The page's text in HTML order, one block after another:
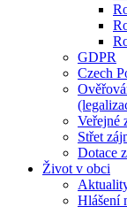
GDPR
Czech
Veřejné
Střet
Dotace
Život v obci
Hlášení